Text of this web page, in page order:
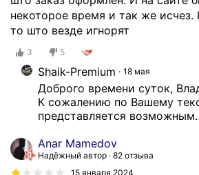
некоторое время и так же исчез.
то што везде игнорят
3 5
Shaik-Premium 18 мая
Доброго времени суток,
К сожалению по Вашему
представляется возможным
Anar Mamedov
Надёжный автор 82 отзыва
15 января 2024